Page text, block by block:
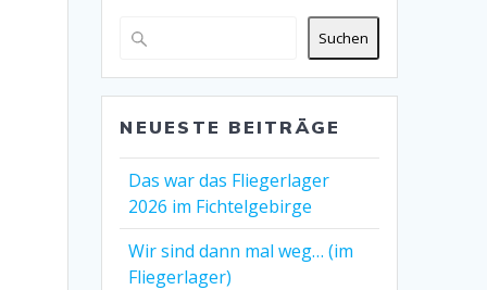
Suchen
NEUESTE BEITRÄGE
Das war das Fliegerlager
2026 im Fichtelgebirge
Wir sind dann mal weg… (im
Fliegerlager)